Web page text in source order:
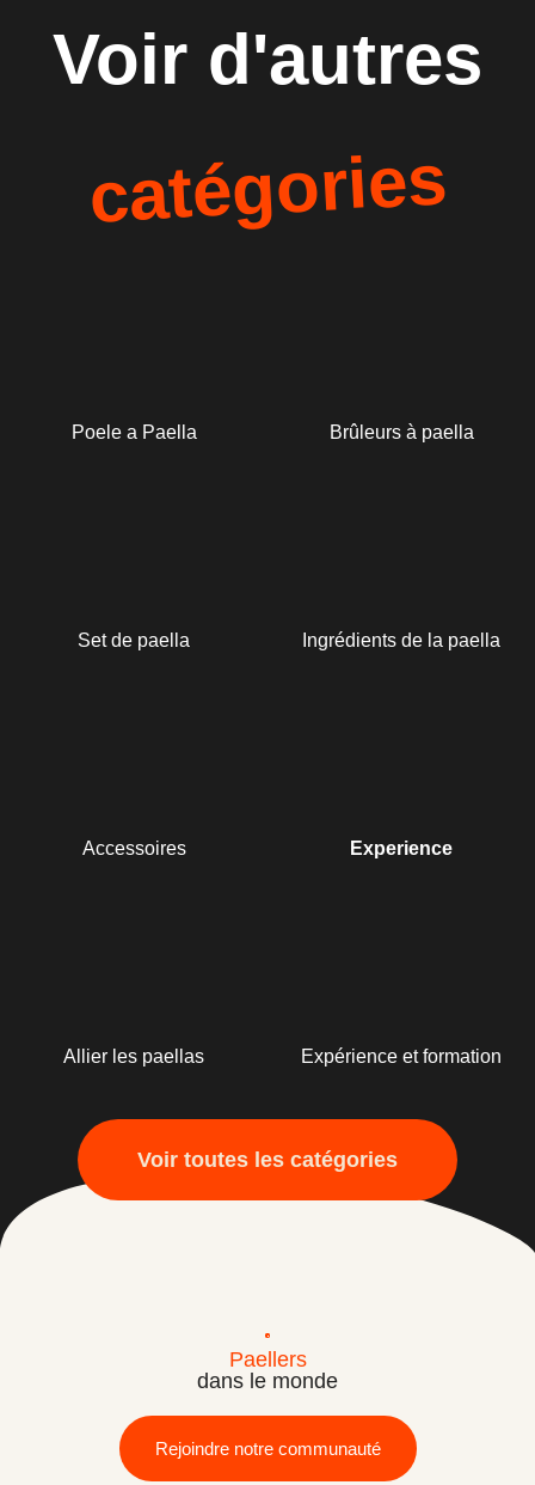
Voir d'autres
catégories
Poele a Paella Brûleurs à paella
Set de paella Ingrédients de la paella
Accessoires Experience
Allier les paellas Expérience et formation
Voir toutes les catégories
Paellers
dans le monde
Rejoindre notre communauté